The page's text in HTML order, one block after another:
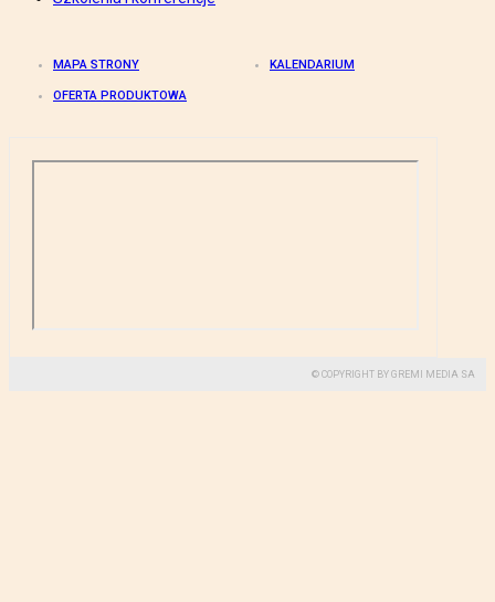
MAPA STRONY KALENDARIUM
OFERTA PRODUKTOWA
© COPYRIGHT BY GREMI MEDIA SA